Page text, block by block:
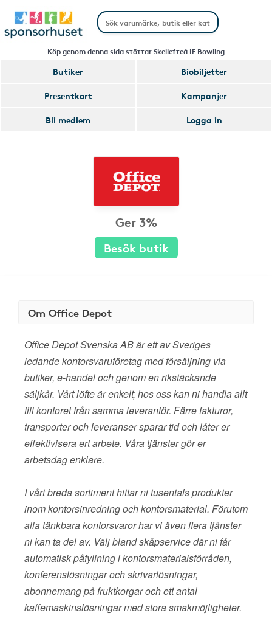
Köp genom denna sida stöttar Skellefteå IF Bowling
Butiker
Biobiljetter
Presentkort
Kampanjer
Bli medlem
Logga in
Ger 3%
Besök butik
Om Office Depot
Office Depot Svenska AB är ett av Sveriges
ledande kontorsvaruföretag med försäljning via
butiker, e-handel och genom en rikstäckande
säljkår. Vårt löfte är enkelt; hos oss kan ni handla allt
till kontoret från samma leverantör. Färre fakturor,
transporter och leveranser sparar tid och låter er
effektivisera ert arbete. Våra tjänster gör er
arbetsdag enklare.
I vårt breda sortiment hittar ni tusentals produkter
inom kontorsinredning och kontorsmaterial. Förutom
alla tänkbara kontorsvaror har vi även flera tjänster
ni kan ta del av. Välj bland skåpservice där ni får
automatisk påfyllning i kontorsmaterialsförråden,
konferenslösningar och skrivarlösningar,
abonnemang på fruktkorgar och ett antal
kaffemaskinslösningar med stora smakmöjligheter.